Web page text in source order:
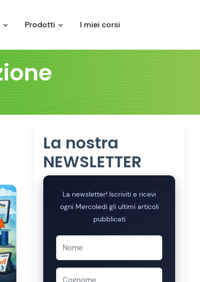
Prodotti I miei corsi
La nostra
NEWSLETTER
La newsletter! Iscriviti e ricevi
ogni Mercoledi gli ultimi articoli
pubblicati